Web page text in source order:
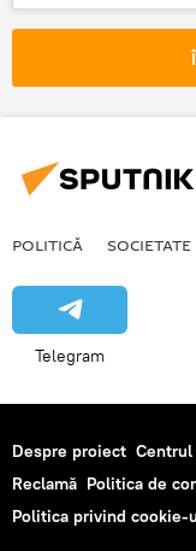
SUA
Peskov
POLITICĂ SOCIETATE
Telegram
Despre proiect Centrul
Reclamă Politica de
Politica privind cookie-